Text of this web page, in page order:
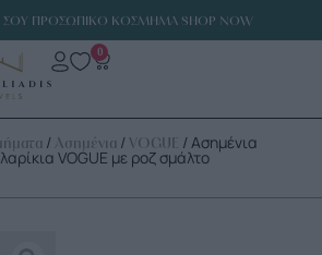
ΣΟΥ ΠΡΟΣΩΠΙΚΟ ΚΟΣΜΗΜΑ SHOP NOW
0
/ Ασημένια / VOGUE / Ασημένια
VOGUE με ροζ σμάλτο